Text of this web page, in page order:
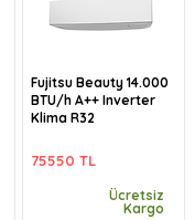
Fujitsu Beauty 14.000
BTU/h A++ Inverter
Klima R32
75550 TL
Ücretsiz
Kargo